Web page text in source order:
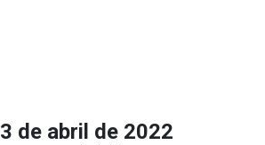
3 de abril de 2022